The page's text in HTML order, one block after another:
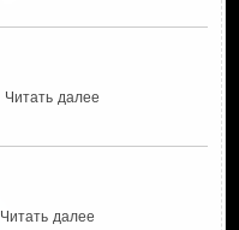
Читать далее
Читать далее